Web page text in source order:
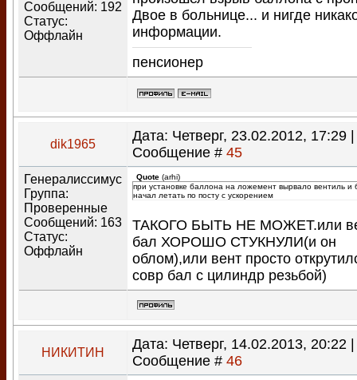
Сообщений: 192
Статус:
Оффлайн
Двое в больнице... и нигде
информации.
пенсионер
dik1965
Дата: Четверг, 23.02.2012, 17:29 |
Сообщение # 45
Генералиссимус
Группа:
Проверенные
Сообщений: 163
Статус:
Оффлайн
Quote (arhi)
при установке баллона на ложемент вырвало вентиль и
начал летать по посту с ускорением
ТАКОГО БЫТЬ НЕ МОЖЕТ.или
бал ХОРОШО СТУКНУЛИ(и он
облом),или вент просто
совр бал с цилиндр резьбой)
НИКИТИН
Дата: Четверг, 14.02.2013, 20:22 |
Сообщение # 46